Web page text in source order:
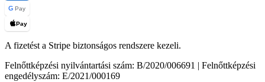
G Pay
Pay
A fizetést a Stripe biztonságos rendszere kezeli.
Felnőttképzési nyilvántartási szám: B/2020/006691 | Felnőttképzési
engedélyszám: E/2021/000169